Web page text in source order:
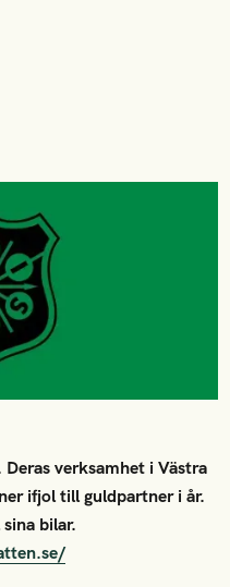
verksamhet i Västra
ifjol till guldpartner i år.
bilar.